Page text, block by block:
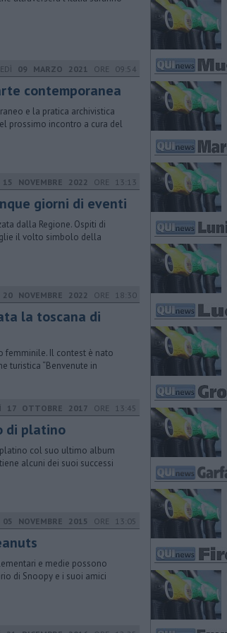
09 MARZO 2021 ORE 09:54
contemporanea
e la pratica archivistica
prossimo incontro a cura del
15 NOVEMBRE 2022 ORE 13:13
giorni di eventi
dalla Regione. Ospiti di
il volto simbolo della
20 NOVEMBRE 2022 ORE 18:30
la toscana di
femminile. Il contest è nato
turistica “Benvenute in
17 OTTOBRE 2017 ORE 13:45
di platino
col suo ultimo album
alcuni dei suoi successi
05 NOVEMBRE 2015 ORE 13:05
e medie possono
di Snoopy e i suoi amici